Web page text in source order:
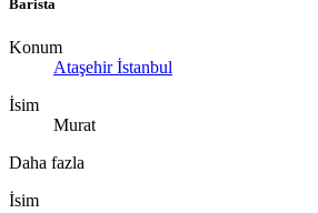
Barista
Konum
Ataşehir İstanbul
İsim
Murat
Daha fazla
İsim